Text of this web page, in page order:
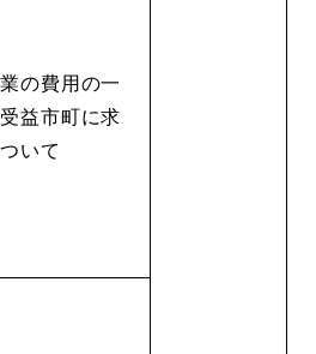
の費用の一
益市町に求
いて